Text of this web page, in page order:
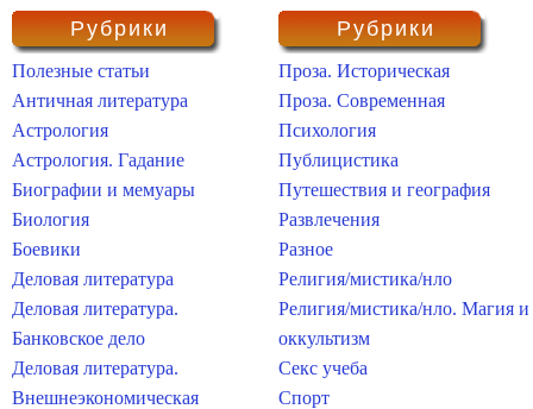
Рубрики
Полезные статьи
Античная литература
Астрология
Астрология. Гадание
Биографии и мемуары
Биология
Боевики
Деловая литература
Деловая литература.
Банковское дело
Деловая литература.
Внешнеэкономическая
Рубрики
Проза. Историческая
Проза. Современная
Психология
Публицистика
Путешествия и география
Развлечения
Разное
Религия/мистика/нло
Религия/мистика/нло. Магия и
оккультизм
Секс учеба
Спорт